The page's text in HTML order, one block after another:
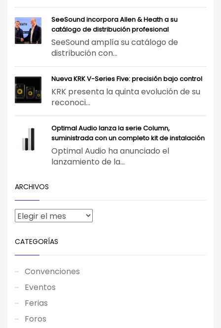
SeeSound incorpora Allen & Heath a su
catálogo de distribución profesional
SeeSound amplía su catálogo de
distribución con...
Nueva KRK V-Series Five: precisión bajo control
KRK presenta la quinta evolución de su
reconoci...
Optimal Audio lanza la serie Column,
suministrada con un completo kit de instalación
Optimal Audio ha anunciado el
lanzamiento de la...
ARCHIVOS
CATEGORÍAS
Convenciones
Eventos
Ferias
Foros